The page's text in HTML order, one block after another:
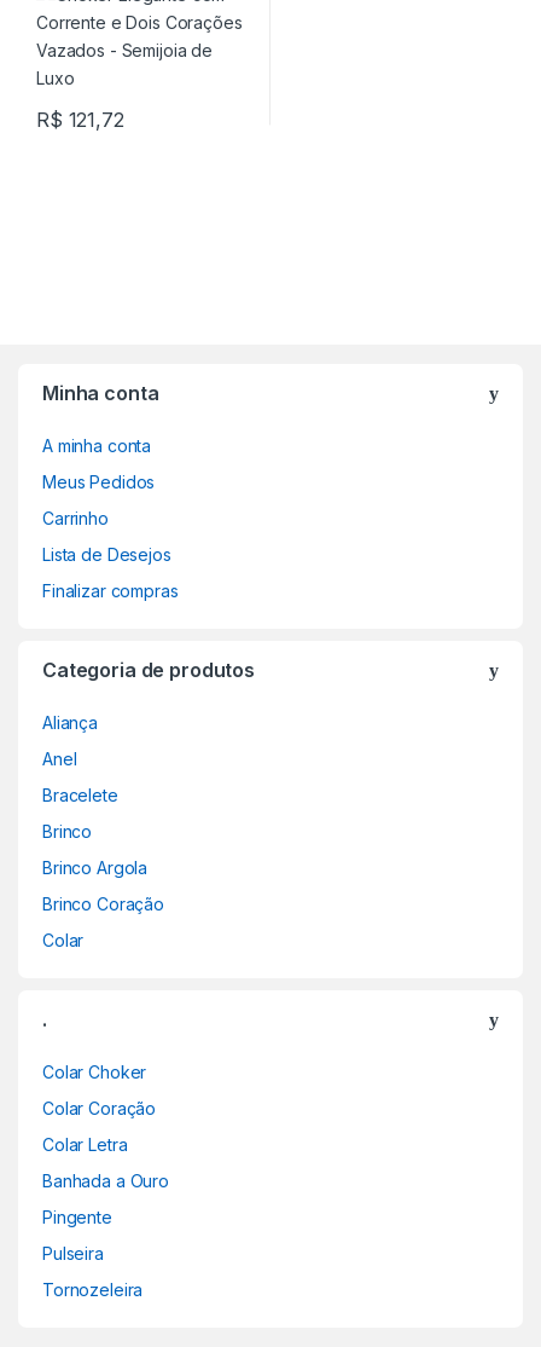
R$ 121,72
Minha conta
A minha conta
Meus Pedidos
Carrinho
Lista de Desejos
Finalizar compras
Categoria de produtos
Aliança
Anel
Bracelete
Brinco
Brinco Argola
Brinco Coração
Colar
.
Colar Choker
Colar Coração
Colar Letra
Banhada a Ouro
Pingente
Pulseira
Tornozeleira